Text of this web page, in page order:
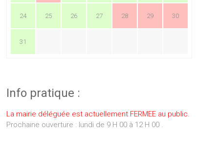
24 25 26 27 28 29 30
31
Info pratique :
La mairie déléguée est actuellement FERMEE au public.
Prochaine ouverture : lundi de 9 H 00 à 12 H 00 .